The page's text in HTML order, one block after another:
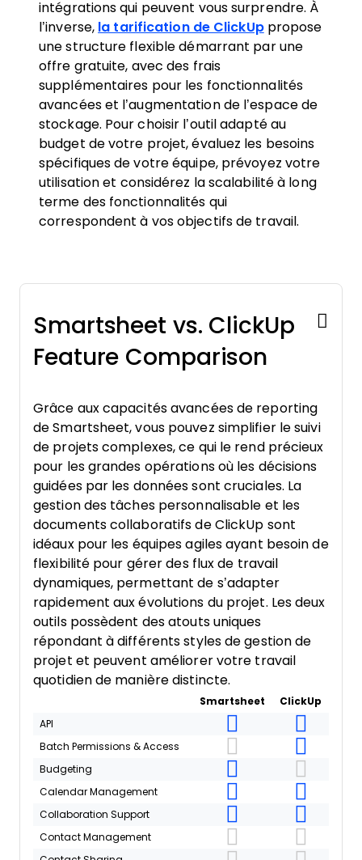
intégrations qui peuvent vous surprendre. À
l’inverse, la tarification de ClickUppropose
une structure flexible démarrant par une
offre gratuite, avec des frais
supplémentaires pour les fonctionnalités
avancées et l’augmentation de l’espace de
stockage. Pour choisir l’outil adapté au
budget de votre projet, évaluez les besoins
spécifiques de votre équipe, prévoyez votre
utilisation et considérez la scalabilité à long
terme des fonctionnalités qui
correspondent à vos objectifs de travail.
Smartsheet vs. ClickUp
Feature Comparison
Grâce aux capacités avancées de reporting
de Smartsheet, vous pouvez simplifier le suivi
de projets complexes, ce qui le rend précieux
pour les grandes opérations où les décisions
guidées par les données sont cruciales. La
gestion des tâches personnalisable et les
documents collaboratifs de ClickUp sont
idéaux pour les équipes agiles ayant besoin de
flexibilité pour gérer des flux de travail
dynamiques, permettant de s’adapter
rapidement aux évolutions du projet. Les deux
outils possèdent des atouts uniques
répondant à différents styles de gestion de
projet et peuvent améliorer votre travail
quotidien de manière distincte.
Smartsheet
ClickUp
API
Batch Permissions & Access
Budgeting
Calendar Management
Collaboration Support
Contact Management